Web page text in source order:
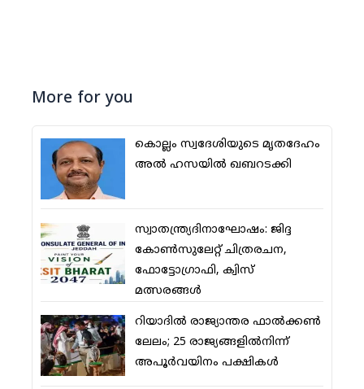
More for you
കൊല്ലം സ്വദേശിയുടെ മൃതദേഹം
അല്‍ ഹസയില്‍ ഖബറടക്കി
സ്വാതന്ത്ര്യദിനാഘോഷം: ജിദ്ദ
കോണ്‍സുലേറ്റ് ചിത്രരചന,
ഫോട്ടോഗ്രാഫി, ക്വിസ്
മത്സരങ്ങള്‍
റിയാദില്‍ രാജ്യാന്തര ഫാല്‍ക്കണ്‍
ലേലം; 25 രാജ്യങ്ങളില്‍നിന്ന്
അപൂര്‍വയിനം പക്ഷികള്‍